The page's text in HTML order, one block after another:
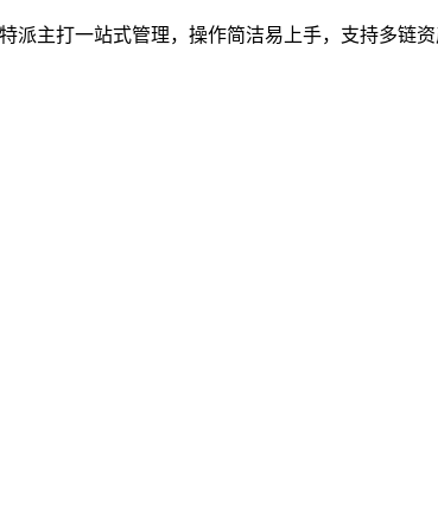
主打一站式管理，操作简洁易上手，支持多链